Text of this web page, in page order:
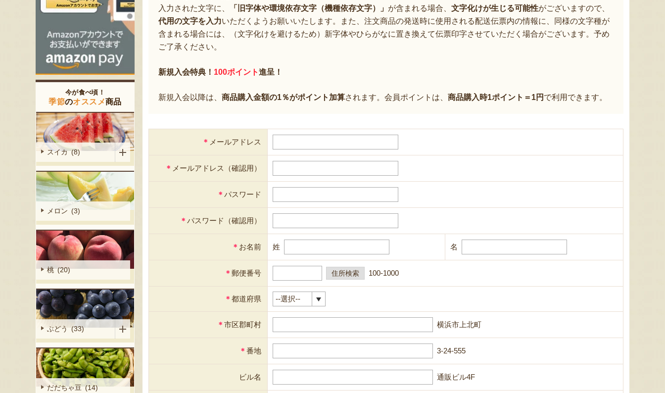
入力された文字に、
「旧字体や環境依存文字（機種依存文字）」 が含まれる場合、 文字化けが生じる可能性がございますので、
代用の文字を入力いただくようお願いいたします。また、注文商品の発送時に使用される配送伝票内の情報に、同様の文字種が
含まれる場合には、（文字化けを避けるため）新字体やひらがなに置き換えて伝票印字させていただく場合がございます。予め
ご了承ください。
新規入会特典！ 100ポイント進呈！
新規入会以降は、 商品購入金額の1％がポイント加算されます。会員ポイントは、 商品購入時1ポイント＝1円 で利用できます。
＊ メールアドレス
＊ メールアドレス（確認用）
＊ パスワード
＊ パスワード（確認用）
＊ お名前 姓 名
＊ 郵便番号 100-1000
＊ 都道府県
＊ 市区郡町村 横浜市上北町
＊ 番地 3-24-555
ビル名 通販ビル4F
今が食べ頃！
季節のオススメ商品
スイカ (8)
メロン (3)
桃 (20)
ぶどう (33)
だだちゃ豆 (14)